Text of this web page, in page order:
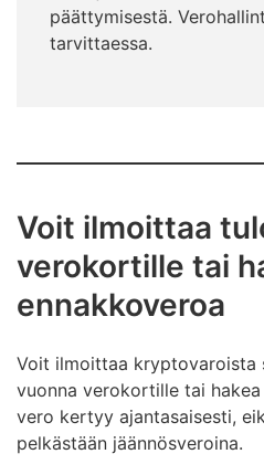
päättymisestä.
tarvittaessa.
Voit ilmoittaa
verokortille tai
ennakkoveroa
Voit ilmoittaa kryptovaroista
vuonna verokortille tai
vero kertyy ajantasaisesti,
pelkästään jäännösveroina.